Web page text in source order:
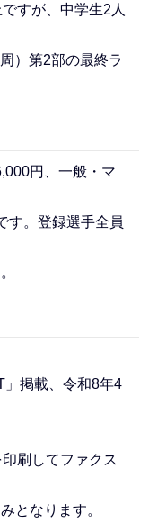
すが、中学生2人
）第2部の最終ラ
円、一般・マ
す。登録選手全員
掲載、令和8年4
刷してファクス
となります。